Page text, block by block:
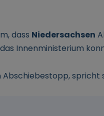
dass Niedersachsen
Innenministerium
Abschiebestopp,